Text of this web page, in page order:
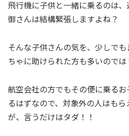
飛行機に子供と一緒に乗るのは
御さんは結構緊張しますよね？
そんな子供さんの気を、少しで
ちゃに助けられた方も多いのでは
航空会社の方でもその便に乗る
るはずなので、対象外の人はも
が、 言うだけはタダ！！